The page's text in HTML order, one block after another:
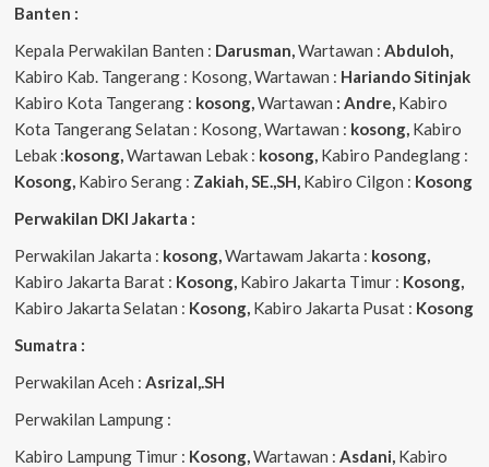
Banten :
Kepala Perwakilan Banten : Darusman, Wartawan : Abduloh,
Kabiro Kab. Tangerang : Kosong, Wartawan : Hariando Sitinjak
Kabiro Kota Tangerang : kosong, Wartawan : Andre, Kabiro
Kota Tangerang Selatan : Kosong, Wartawan : kosong, Kabiro
Lebak :kosong, Wartawan Lebak : kosong, Kabiro Pandeglang :
Kosong, Kabiro Serang : Zakiah, SE.,SH, Kabiro Cilgon : Kosong
Perwakilan DKI Jakarta :
Perwakilan Jakarta : kosong, Wartawam Jakarta : kosong,
Kabiro Jakarta Barat : Kosong, Kabiro Jakarta Timur : Kosong,
Kabiro Jakarta Selatan : Kosong, Kabiro Jakarta Pusat : Kosong
Sumatra :
Perwakilan Aceh : Asrizal,.SH
Perwakilan Lampung :
Kabiro Lampung Timur : Kosong, Wartawan : Asdani, Kabiro